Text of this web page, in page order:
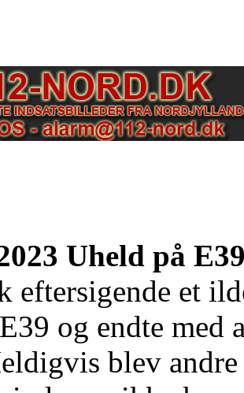
Uheld på
eftersigende et
og endte med
blev